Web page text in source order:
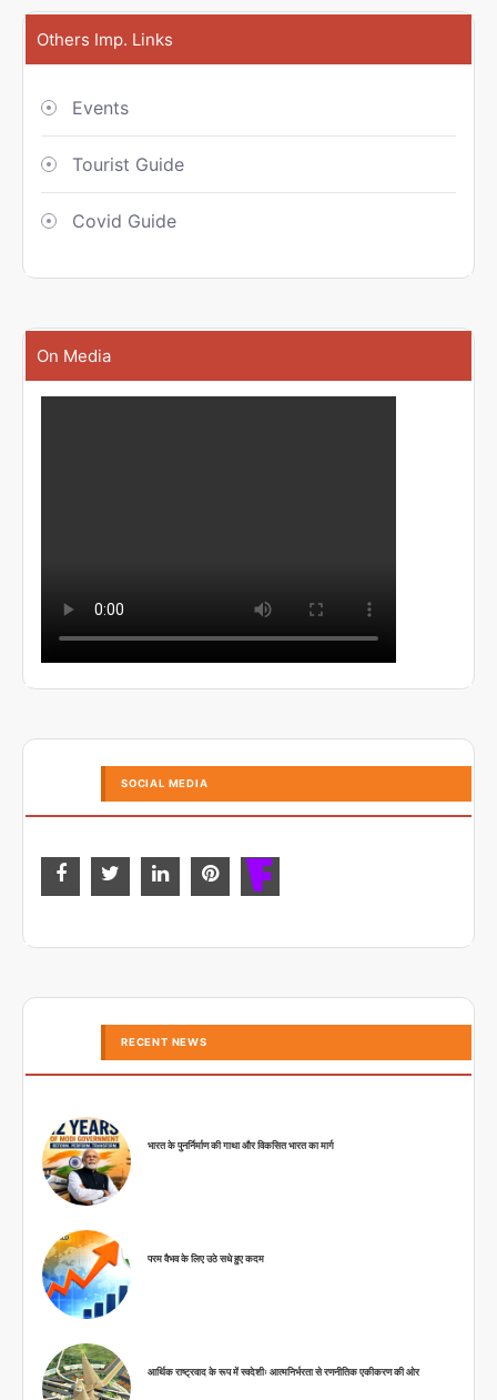
Others Imp. Links
Events
Tourist Guide
Covid Guide
On Media
SOCIAL MEDIA
RECENT NEWS
भारत के पुनर्निर्माण की गाथा और विकसित भारत का मार्ग
परम वैभव के लिए उठे सधे हुए कदम
आर्थिक राष्ट्रवाद के रूप में स्वदेशीः आत्मनिर्भरता से रणनीतिक एकीकरण की ओर